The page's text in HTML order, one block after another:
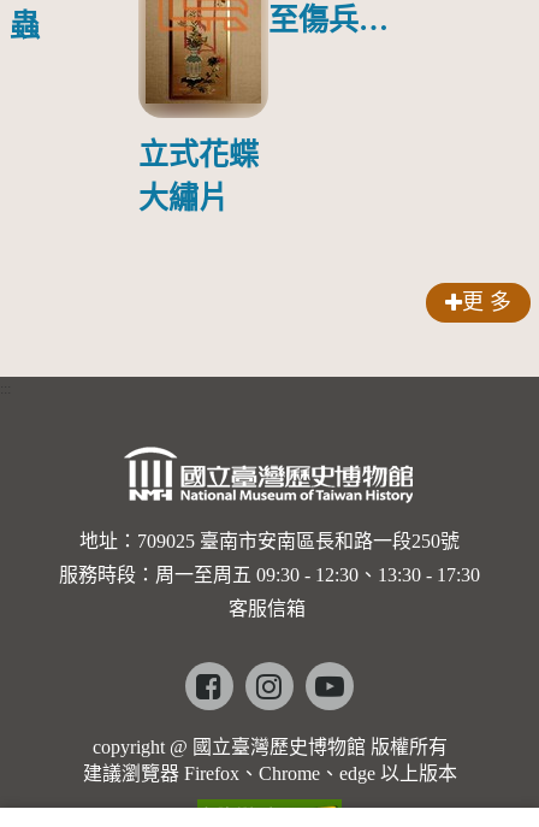
蟲
立式花蝶
大繡片
至傷兵醫
傷日本戰
更 多
地址：709025 臺南市安南區長和路一段250號
服務時段：周一至周五 09:30 - 12:30、13:30 - 17:30
客服信箱
Facebookinstagramyoutube
copyright @ 國立臺灣歷史博物館 版權所有
建議瀏覽器 Firefox、Chrome、edge 以上版本